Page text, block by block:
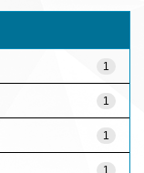
1
1
1
1